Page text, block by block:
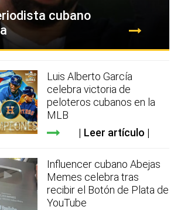
cubano
Luis Alberto García
celebra victoria de
peloteros cubanos en la
MLB
Leer artículo
Influencer cubano Abejas
Memes celebra tras
recibir el Botón de Plata de
YouTube